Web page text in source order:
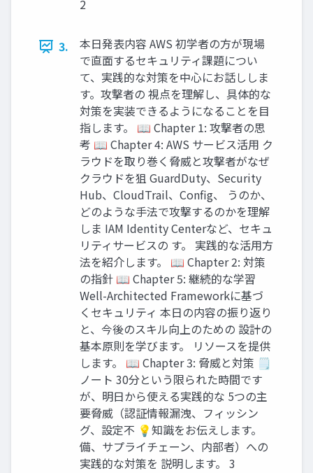
2
3.
本日発表内容 AWS 初学者の方が現場
で直面するセキュリティ課題につい
て、実践的な対策を中心にお話ししま
す。攻撃者の 視点を理解し、具体的な
対策を実装できるようになることを目
指します。 📖 Chapter 1: 攻撃者の思
考 📖 Chapter 4: AWS サービス活用 ク
ラウドを取り巻く脅威と攻撃者がなぜ
クラウドを狙 GuardDuty、Security
Hub、CloudTrail、Config、 うのか、
どのような手法で攻撃するのかを理解
しま IAM Identity Centerなど、セキュ
リティサービスの す。 実践的な活用方
法を紹介します。 📖 Chapter 2: 対策
の指針 📖 Chapter 5: 継続的な学習
Well-Architected Frameworkに基づ
くセキュリティ 本日の内容の振り返り
と、今後のスキル向上のための 設計の
基本原則を学びます。 リソースを提供
します。 📖 Chapter 3: 脅威と対策 🗒️
ノート 30分という限られた時間です
が、明日から使える実践的な 5つの主
要脅威（認証情報漏洩、フィッシン
グ、設定不 💡知識をお伝えします。
備、サプライチェーン、内部者）への
実践的な対策を 説明します。 3